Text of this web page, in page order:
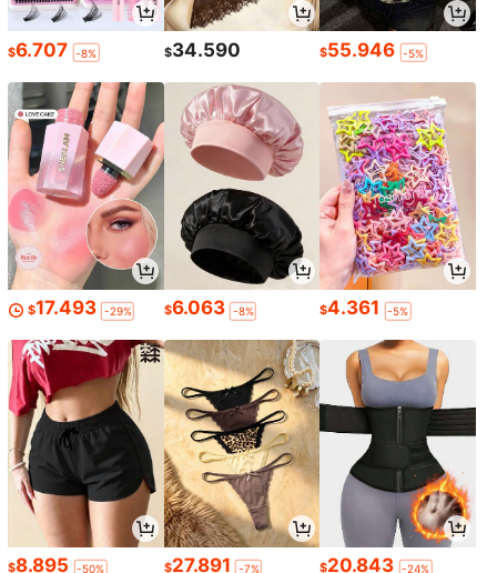
$6.707 -8% $34.590 $55.946 -5%
$17.493 -29% $6.063 -8% $4.361 -5%
$8.895 -50% $27.891 -7% $20.843 -24%